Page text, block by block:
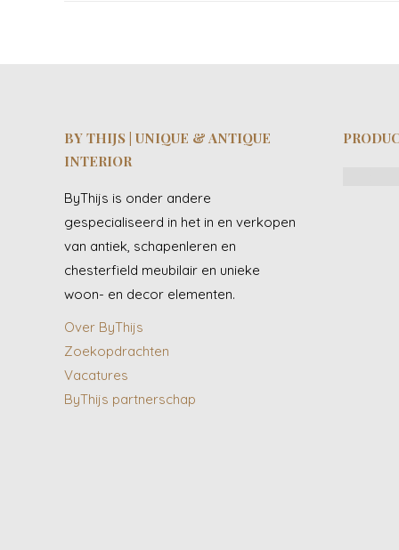
BY THIJS | UNIQUE & ANTIQUE
INTERIOR
ByThijs is onder andere
gespecialiseerd in het in en verkopen
van antiek, schapenleren en
chesterfield meubilair en unieke
woon- en decor elementen.
Over ByThijs
Zoekopdrachten
Vacatures
ByThijs partnerschap